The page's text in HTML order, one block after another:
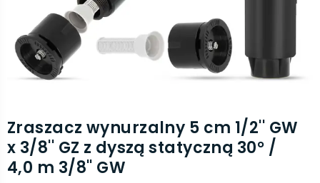
Zraszacz wynurzalny 5 cm 1/2'' GW
x 3/8'' GZ z dyszą statyczną 30° /
4,0 m 3/8'' GW